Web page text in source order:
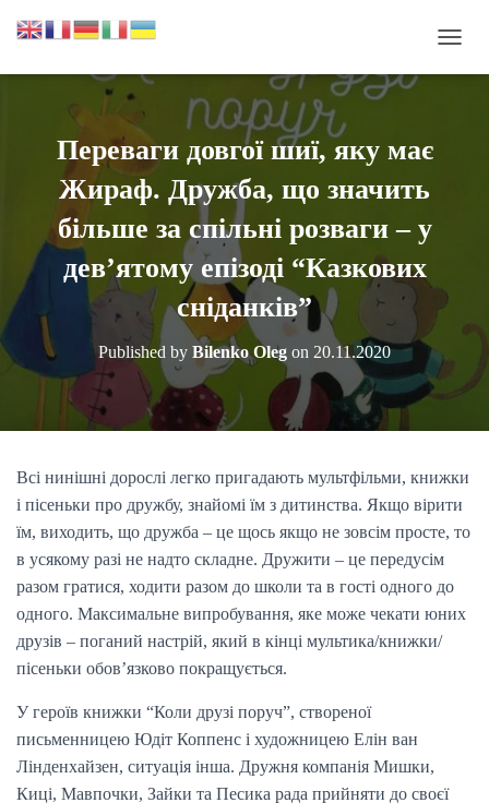
Е
Переваги довгої шиї, яку має
Жираф. Дружба, що значить
більше за спільні розваги – у
дев’ятому епізоді “Казкових
сніданків”
Published by Bilenko Oleg on 20.11.2020
Всі нинішні дорослі легко пригадають мультфільми, книжки
і пісеньки про дружбу, знайомі їм з дитинства. Якщо вірити
їм, виходить, що дружба – це щось якщо не зовсім просте, то
в усякому разі не надто складне. Дружити – це передусім
разом гратися, ходити разом до школи та в гості одного до
одного. Максимальне випробування, яке може чекати юних
друзів – поганий настрій, який в кінці мультика/книжки/
пісеньки обов’язково покращується.
У героїв книжки “Коли друзі поруч”, створеної
письменницею Юдіт Коппенс і художницею Елін ван
Лінденхайзен, ситуація інша. Дружня компанія Мишки,
Киці, Мавпочки, Зайки та Песика рада прийняти до своєї